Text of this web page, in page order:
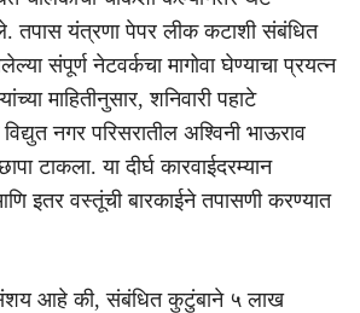
तपास यंत्रणा पेपर लीक कटाशी संबंधित
संपूर्ण नेटवर्कचा मागोवा घेण्याचा प्रयत्न
माहितीनुसार, शनिवारी पहाटे
नगर परिसरातील अश्विनी भाऊराव
टाकला. या दीर्घ कारवाईदरम्यान
इतर वस्तूंची बारकाईने तपासणी करण्यात
संशय आहे की, संबंधित कुटुंबाने ५ लाख